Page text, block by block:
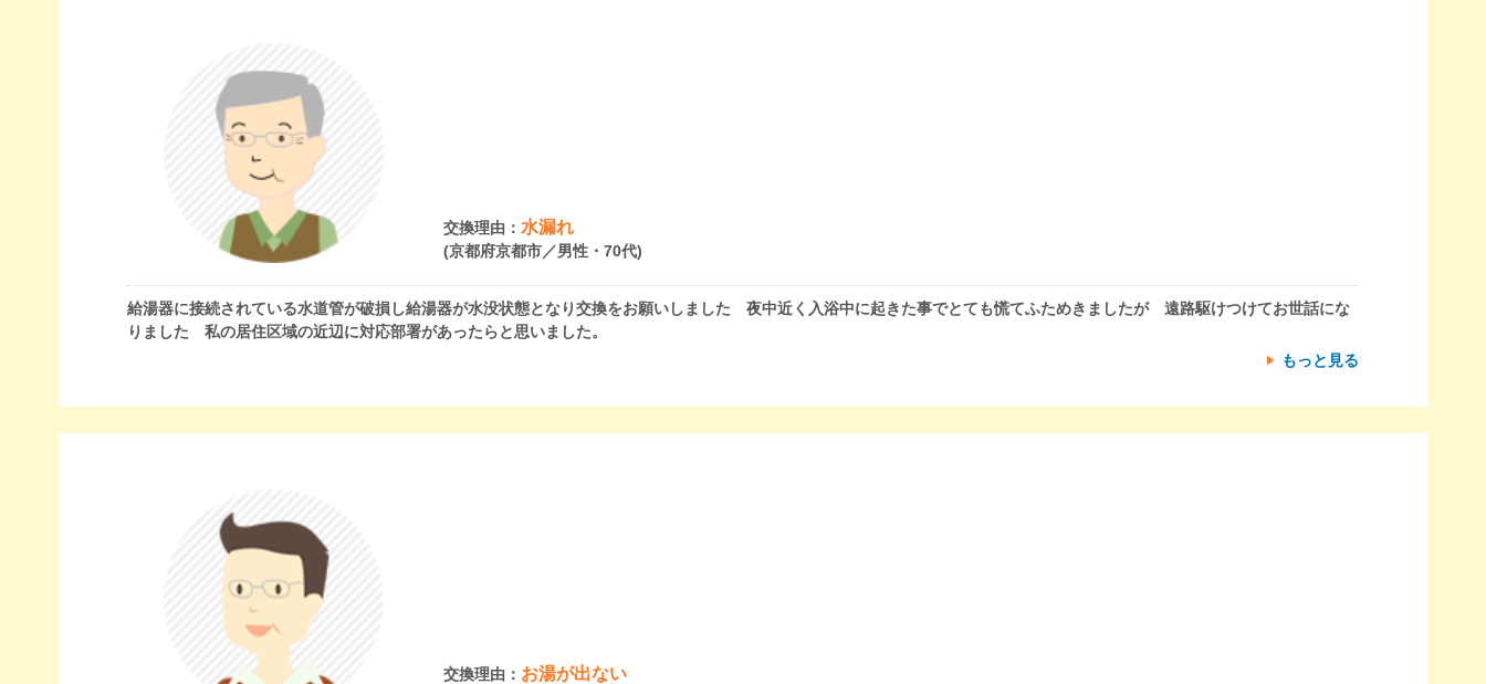
交換理由： 水漏れ
(京都府京都市／男性・70代)
給湯器に接続されている水道管が破損し給湯器が水没状態となり交換をお願いしました 夜中近く入浴中に起きた事でとても慌てふためきましたが 遠路駆けつけてお世話にな
りました 私の居住区域の近辺に対応部署があったらと思いました。
もっと見る
交換理由： お湯が出ない